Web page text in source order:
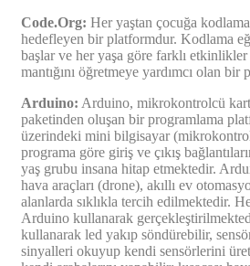
Code.Org: Her yaştan çocuğa
hedefleyen bir platformdur. Kodlama
başlar ve her yaşa göre farklı
mantığını öğretmeye yardımcı olan bir
Arduino: Arduino, mikrokontrolcü
paketinden oluşan bir programlama
üzerindeki mini bilgisayar
programa göre giriş ve çıkış
yaş grubu insana hitap etmektedir.
hava araçları (drone), akıllı ev
alanlarda sıklıkla tercih edilmektedir.
Arduino kullanarak
kullanarak led yakıp söndürebilir,
sinyalleri okuyup kendi sensörlerini